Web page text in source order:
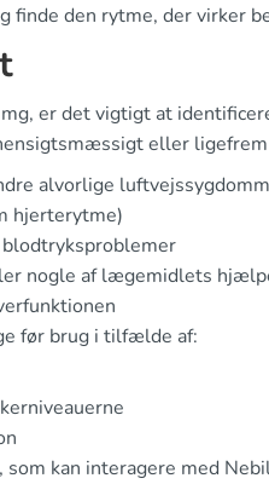
finde den rytme, der virker
er det vigtigt at
eller
alvorlige
hjerterytme)
nogle af lægemidlets
før brug i tilfælde af:
som kan interagere med